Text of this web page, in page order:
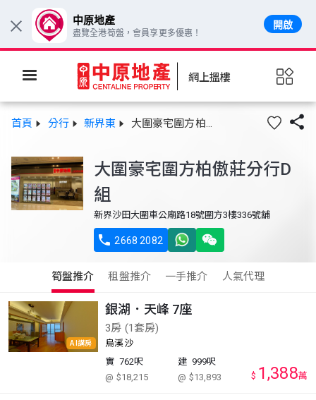
網上搵樓
首頁 分行 新界東 大圍豪宅圍方柏傲莊分行D組 
大圍豪宅圍方柏傲莊分行D
組
新界沙田大圍車公廟路18號圍方3樓336號舖
 2668 2082
筍盤推介 租盤推介 一手推介 人氣代理
AI講房
銀湖．天峰 7座
3房 (1套房)
烏溪沙
實 762呎
@ $18,215
建 999呎
@ $13,893
$ 1,388萬
× 中原地產
盡覽全港筍盤，會員享更多優惠！
開啟